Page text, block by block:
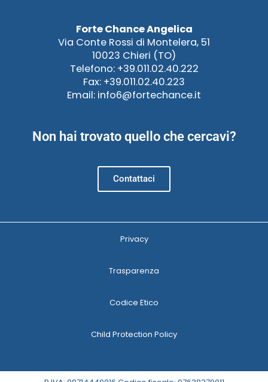
Forte Chance Angelica
Via Conte Rossi di Montelera, 51
10023 Chieri (TO)
Telefono: +39.011.02.40.222
Fax: +39.011.02.40.223
Email: info6@fortechance.it
Non hai trovato quello che cercavi?
Contattaci
Privacy
Trasparenza
Codice Etico
Child Protection Policy